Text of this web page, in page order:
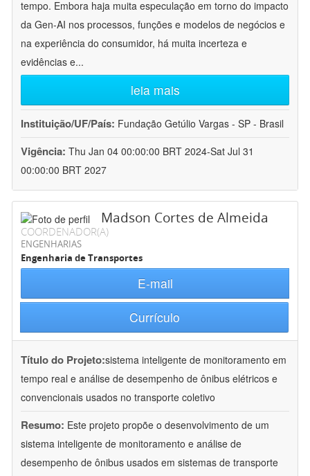
tempo. Embora haja muita especulação em torno do impacto
da Gen-AI nos processos, funções e modelos de negócios e
na experiência do consumidor, há muita incerteza e
evidências e...
leia mais
Instituição/UF/País: Fundação Getúlio Vargas - SP - Brasil
Vigência: Thu Jan 04 00:00:00 BRT 2024-Sat Jul 31
00:00:00 BRT 2027
Madson Cortes de Almeida
COORDENADOR(A)
ENGENHARIAS
Engenharia de Transportes
E-mail
Currículo
Título do Projeto:sistema inteligente de monitoramento em
tempo real e análise de desempenho de ônibus elétricos e
convencionais usados no transporte coletivo
Resumo: Este projeto propõe o desenvolvimento de um
sistema inteligente de monitoramento e análise de
desempenho de ônibus usados em sistemas de transporte